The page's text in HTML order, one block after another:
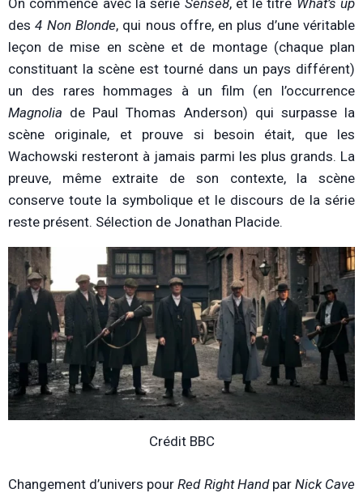
des4 Non Blonde, qui nous offre, en plus d’une véritable
leçon de mise en scène et de montage (chaque plan
constituant la scène est tourné dans un pays différent)
un des rares hommages à un film (en l’occurrence
Magnolia de Paul Thomas Anderson) qui surpasse la
scène originale, et prouve si besoin était, que les
Wachowski resteront à jamais parmi les plus grands. La
preuve, même extraite de son contexte, la scène
conserve toute la symbolique et le discours de la série
reste présent. Sélection de Jonathan Placide.
Crédit BBC
Changement d’univers pourRed Right Handpar Nick Cave